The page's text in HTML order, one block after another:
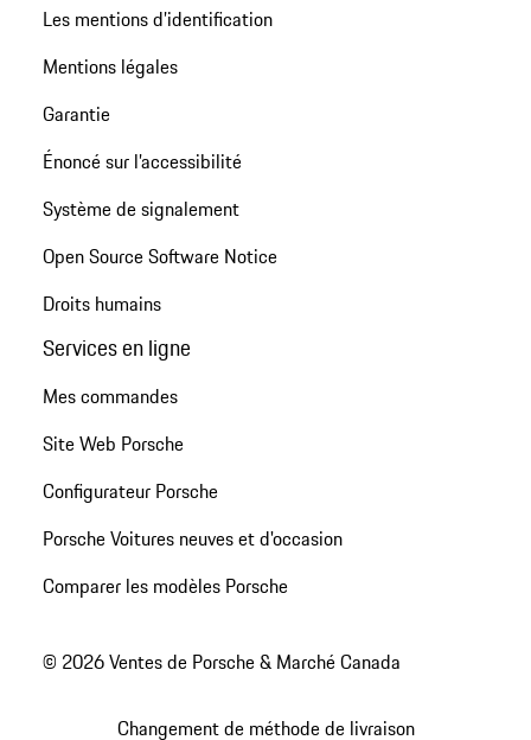
Les mentions d’identification
Mentions légales
Garantie
Énoncé sur l’accessibilité
Système de signalement
Open Source Software Notice
Droits humains
Services en ligne
Mes commandes
Site Web Porsche
Configurateur Porsche
Porsche Voitures neuves et d'occasion
Comparer les modèles Porsche
© 2026 Ventes de Porsche & Marché Canada
Changement de méthode de livraison